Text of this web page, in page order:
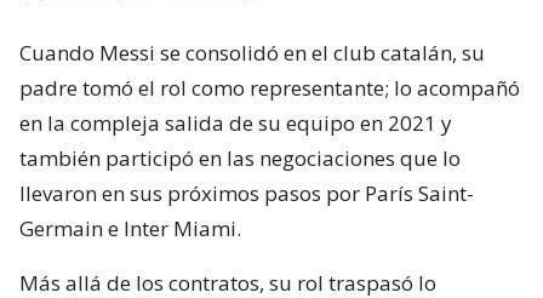
Cuando Messi se consolidó en el club catalán, su
padre tomó el rol como representante; lo acompañó
en la compleja salida de su equipo en 2021 y
también participó en las negociaciones que lo
llevaron en sus próximos pasos por París Saint-
Germain e Inter Miami.
Más allá de los contratos, su rol traspasó lo